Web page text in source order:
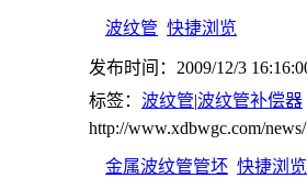
波纹管 快捷浏览
发布时间：2009/12/3
标签： 波纹管|波纹管补偿器
http://www.xdbwgc.com/
金属波纹管管坯 快捷浏览